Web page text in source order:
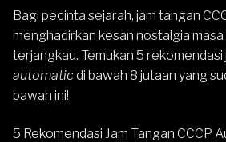
Bagi pecinta sejarah, jam tangan
menghadirkan kesan nostalgia
terjangkau. Temukan 5 rekomendasi
automatic di bawah 8 jutaan yang
bawah ini!
5 Rekomendasi Jam Tangan CCCP